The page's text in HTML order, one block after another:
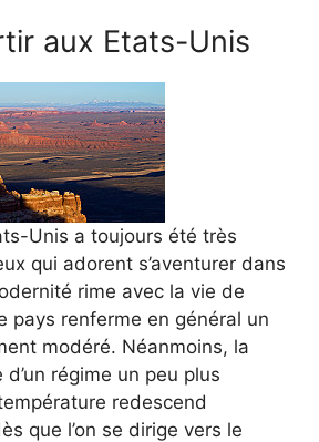
aux Etats-Unis
Unis a toujours été très
qui adorent s’aventurer dans
rime avec la vie de
pays renferme en général un
modéré. Néanmoins, la
régime un peu plus
redescend
que l’on se dirige vers le